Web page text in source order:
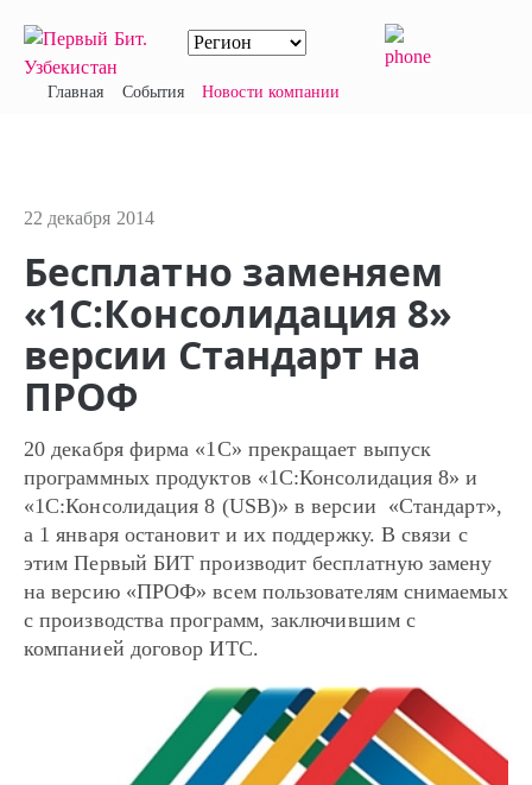
Главная События Новости компании
22 декабря 2014
Бесплатно заменяем
«1С:Консолидация 8»
версии Стандарт на
ПРОФ
20 декабря фирма «1С» прекращает выпуск
программных продуктов «1С:Консолидация 8» и
«1С:Консолидация 8 (USB)» в версии «Стандарт»,
а 1 января остановит и их поддержку. В связи с
этим Первый БИТ производит бесплатную замену
на версию «ПРОФ» всем пользователям снимаемых
с производства программ, заключившим с
компанией договор ИТС.